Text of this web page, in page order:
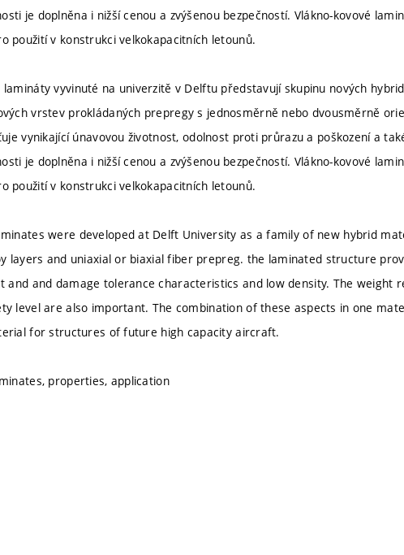
je doplněna i nižší cenou a zvýšenou bezpečností. Vlákno-kovové
použití v konstrukci velkokapacitních letounů.
lamináty vyvinuté na univerzitě v Delftu představují skupinu nových
vrstev prokládaných prepregy s jednosměrně nebo dvousměrně
vynikající únavovou životnost, odolnost proti průrazu a poškození a
je doplněna i nižší cenou a zvýšenou bezpečností. Vlákno-kovové
použití v konstrukci velkokapacitních letounů.
were developed at Delft University as a family of new hybrid
layers and uniaxial or biaxial fiber prepreg. the laminated structure
and and damage tolerance characteristics and low density. The weight
level are also important. The combination of these aspects in one
for structures of future high capacity aircraft.
properties, application